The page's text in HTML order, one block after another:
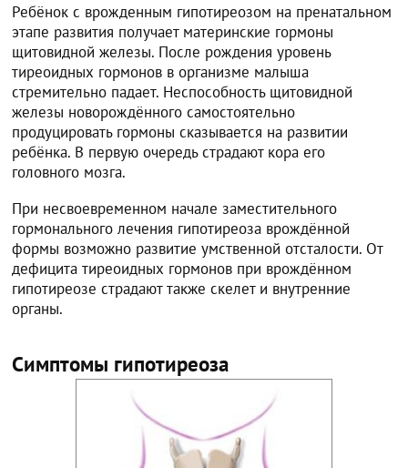
Ребёнок с врожденным гипотиреозом на пренатальном
этапе развития получает материнские гормоны
щитовидной железы. После рождения уровень
тиреоидных гормонов в организме малыша
стремительно падает. Неспособность щитовидной
железы новорождённого самостоятельно
продуцировать гормоны сказывается на развитии
ребёнка. В первую очередь страдают кора его
головного мозга.
При несвоевременном начале заместительного
гормонального лечения гипотиреоза врождённой
формы возможно развитие умственной отсталости. От
дефицита тиреоидных гормонов при врождённом
гипотиреозе страдают также скелет и внутренние
органы.
Симптомы гипотиреоза